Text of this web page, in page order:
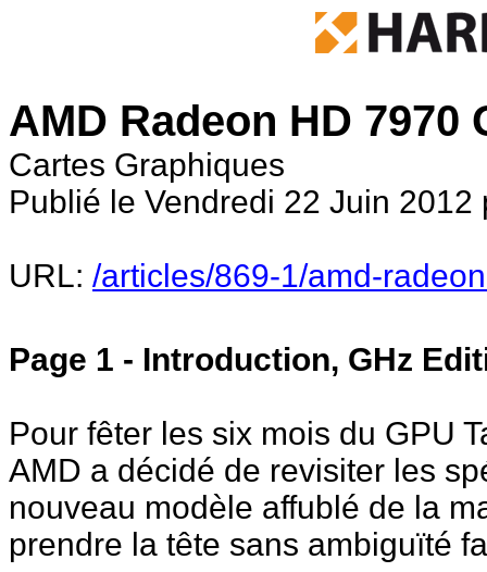
AMD Radeon HD 7970
Cartes Graphiques
Publié le Vendredi 22 Juin 2012
URL: /articles/869-1/amd-
Page 1 - Introduction, GHz
Pour fêter les six mois du GPU
AMD a décidé de revisiter les
nouveau modèle affublé de la
prendre la tête sans ambiguïté